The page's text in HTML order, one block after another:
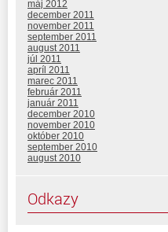
máj 2012
december 2011
november 2011
september 2011
august 2011
júl 2011
apríl 2011
marec 2011
február 2011
január 2011
december 2010
november 2010
október 2010
september 2010
august 2010
Odkazy